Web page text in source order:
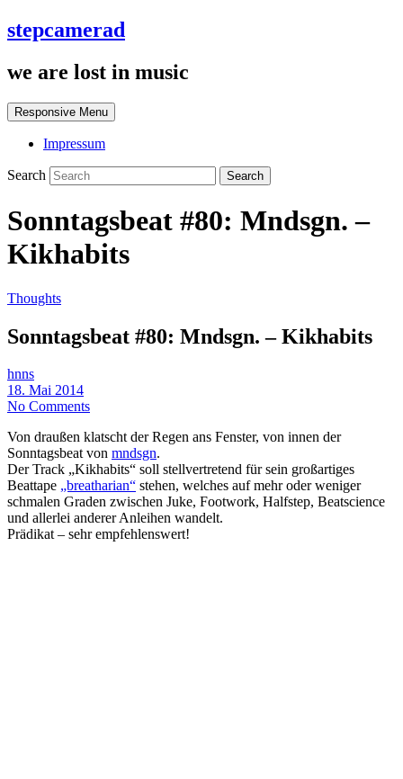
stepcamerad
we are lost in music
Responsive Menu
Impressum
Search
Sonntagsbeat #80: Mndsgn. –
Kikhabits
Thoughts
Sonntagsbeat #80: Mndsgn. – Kikhabits
hnns
18. Mai 2014
No Comments
Von draußen klatscht der Regen ans Fenster, von innen der
Sonntagsbeat von mndsgn.
Der Track „Kikhabits“ soll stellvertretend für sein großartiges
Beattape „breatharian“ stehen, welches auf mehr oder weniger
schmalen Graden zwischen Juke, Footwork, Halfstep, Beatscience
und allerlei anderer Anleihen wandelt.
Prädikat – sehr empfehlenswert!